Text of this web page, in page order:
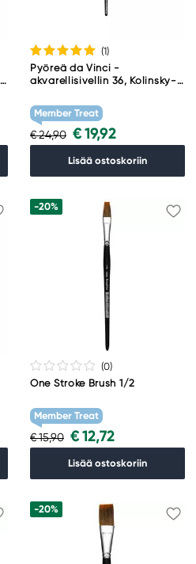
(1)
Pyöreä da Vinci -
akvarellisivellin 36, Kolinsky-
näädänkarvaa) – Nro 6
Member Treat
€ 24,90 € 19,92
Lisää ostoskoriin
-20%
(0)
One Stroke Brush 1/2
Member Treat
€ 15,90 € 12,72
Lisää ostoskoriin
-20%